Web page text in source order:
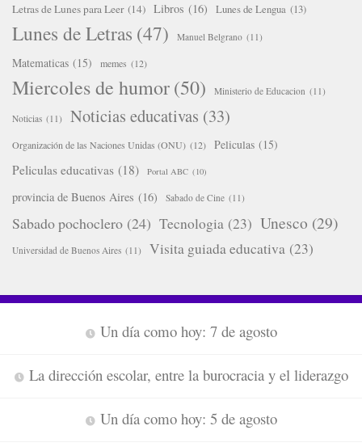
Letras de Lunes para Leer (14) Libros (16) Lunes de Lengua (13)
Lunes de Letras (47) Manuel Belgrano (11)
Matematicas (15) memes (12)
Miercoles de humor(50) Ministerio de Educacion (11)
Noticias (11) Noticias educativas (33)
Organización de las Naciones Unidas (ONU) (12) Peliculas (15)
Peliculas educativas (18) Portal ABC (10)
provincia de Buenos Aires (16) Sabado de Cine (11)
Sabado pochoclero (24) Tecnologia (23) Unesco (29)
Universidad de Buenos Aires (11) Visita guiada educativa (23)
Un día como hoy: 7 de agosto
La dirección escolar, entre la burocracia y el liderazgo
Un día como hoy: 5 de agosto